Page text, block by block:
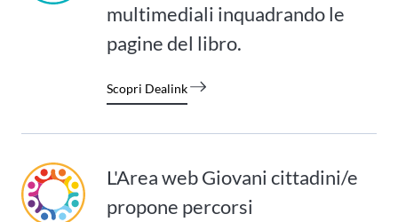
multimediali inquadrando le
pagine del libro.
Scopri Dealink
L'Area web Giovani cittadini/e
propone percorsi